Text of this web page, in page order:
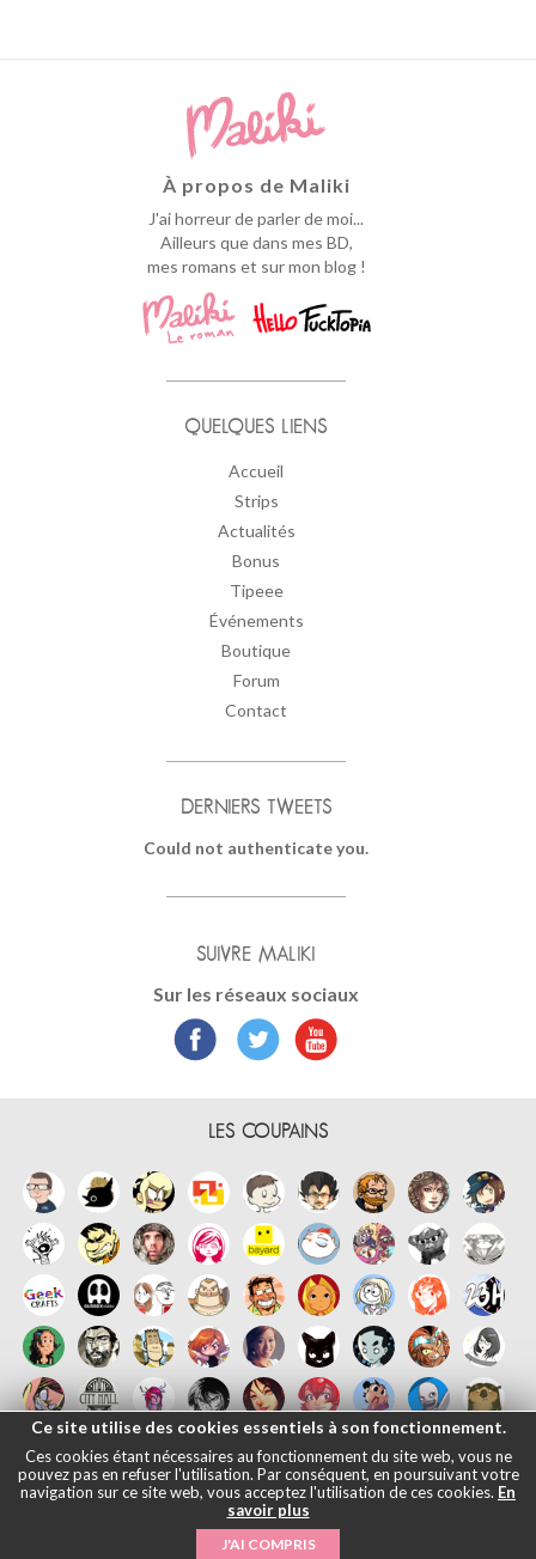
À propos de Maliki
J'ai horreur de parler de moi...
Ailleurs que dans mes BD,
mes romans et sur mon blog !
QUELQUES LIENS
Accueil
Strips
Actualités
Bonus
Tipeee
Événements
Boutique
Forum
Contact
DERNIERS TWEETS
Could not authenticate you.
SUIVRE MALIKI
Sur les réseaux sociaux
LES COUPAINS
日本語|Mentions légales
2026
Ce site utilise des cookies essentiels à son fonctionnement.
Ces cookies étant nécessaires au fonctionnement du site web, vous ne
pouvez pas en refuser l'utilisation. Par conséquent, en poursuivant votre
navigation sur ce site web, vous acceptez l'utilisation de ces cookies. En
savoir plus
J'AI COMPRIS